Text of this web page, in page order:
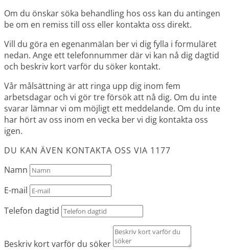
Om du önskar söka behandling hos oss kan du antingen
be om en remiss till oss eller kontakta oss direkt.
Vill du göra en egenanmälan ber vi dig fylla i formuläret
nedan. Ange ett telefonnummer där vi kan nå dig dagtid
och beskriv kort varför du söker kontakt.
Vår målsättning är att ringa upp dig inom fem
arbetsdagar och vi gör tre försök att nå dig. Om du inte
svarar lämnar vi om möjligt ett meddelande. Om du inte
har hört av oss inom en vecka ber vi dig kontakta oss
igen.
DU KAN ÄVEN KONTAKTA OSS VIA 1177
Namn
E-mail
Telefon dagtid
Beskriv kort varför du söker